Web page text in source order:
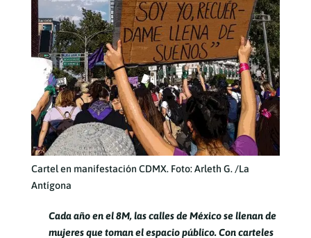
Cartel en manifestación CDMX. Foto: Arleth G. /La
Antígona
Cada año en el 8M, las calles de México se llenan de
mujeres que toman el espacio público. Con carteles